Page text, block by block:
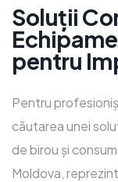
Soluții
pentru
Pentru
căutarea unei
de birou și
Moldova,